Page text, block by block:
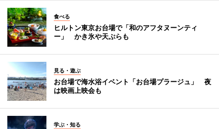
食べる
ヒルトン東京お台場で「和のアフタヌーンティ
ー」 かき氷や天ぷらも
見る・遊ぶ
お台場で海水浴イベント「お台場プラージュ」 夜
は映画上映会も
学ぶ・知る